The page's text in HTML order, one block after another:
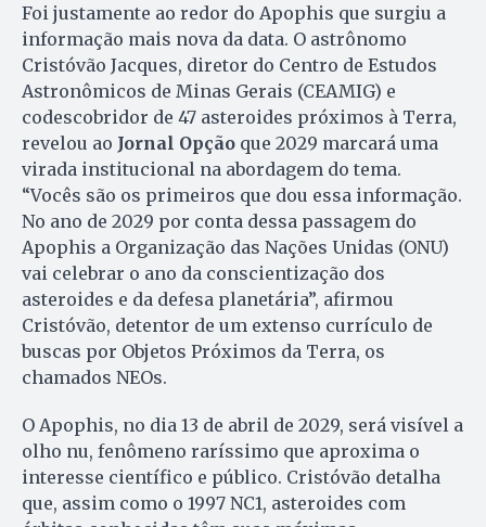
Foi justamente ao redor do Apophis que surgiu a
informação mais nova da data. O astrônomo
Cristóvão Jacques, diretor do Centro de Estudos
Astronômicos de Minas Gerais (CEAMIG) e
codescobridor de 47 asteroides próximos à Terra,
revelou ao Jornal Opção que 2029 marcará uma
virada institucional na abordagem do tema.
“Vocês são os primeiros que dou essa informação.
No ano de 2029 por conta dessa passagem do
Apophis a Organização das Nações Unidas (ONU)
vai celebrar o ano da conscientização dos
asteroides e da defesa planetária”, afirmou
Cristóvão, detentor de um extenso currículo de
buscas por Objetos Próximos da Terra, os
chamados NEOs.
O Apophis, no dia 13 de abril de 2029, será visível a
olho nu, fenômeno raríssimo que aproxima o
interesse científico e público. Cristóvão detalha
que, assim como o 1997 NC1, asteroides com